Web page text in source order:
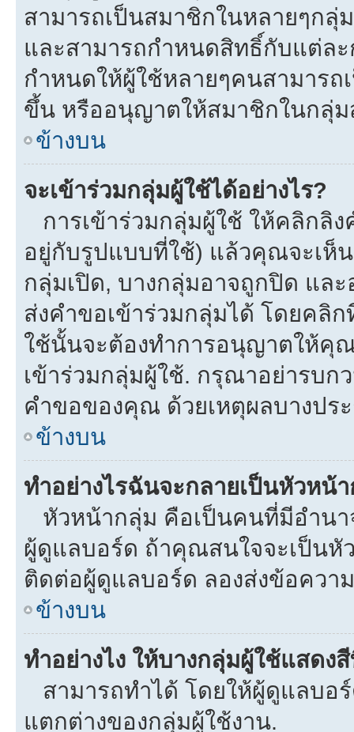
สามารถเป็นสมาชิกในหลายๆก
และสามารถกำหนดสิทธิ์กับแต่ละ
กำหนดให้ผู้ใช้หลายๆคนสามารถ
ขึ้น หรืออนุญาตให้สมาชิกในกลุ่ม
ข้างบน
จะเข้าร่วมกลุ่มผู้ใช้ได้อย่างไร?
การเข้าร่วมกลุ่มผู้ใช้ ให้คลิกลิ
อยู่กับรูปแบบที่ใช้) แล้วคุณจะเห็
กลุ่มเปิด, บางกลุ่มอาจถูกปิด แล
ส่งคำขอเข้าร่วมกลุ่มได้ โดยคลิ
ใช้นั้นจะต้องทำการอนุญาตให้คุณ
เข้าร่วมกลุ่มผู้ใช้. กรุณาอย่ารบก
คำขอของคุณ ด้วยเหตุผลบางปร
ข้างบน
ทำอย่างไรฉันจะกลายเป็นหัวหน้
หัวหน้ากลุ่ม คือเป็นคนที่มีอำนา
ผู้ดูแลบอร์ด ถ้าคุณสนใจจะเป็น
ติดต่อผู้ดูแลบอร์ด ลองส่งข้อควา
ข้างบน
ทำอย่างไง ให้บางกลุ่มผู้ใช้แสดง
สามารถทำได้ โดยให้ผู้ดูแลบอ
แตกต่างของกลุ่มผู้ใช้งาน.